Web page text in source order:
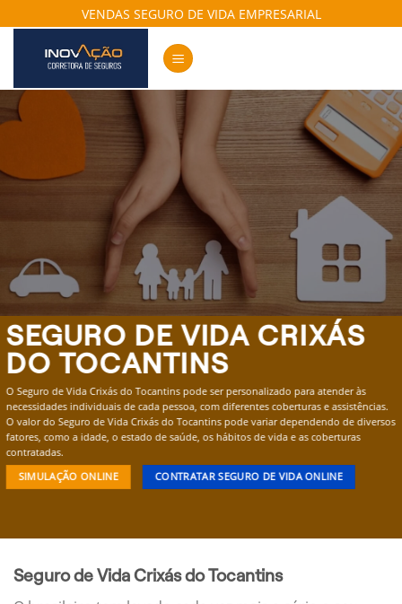
to
content
VENDAS SEGURO DE VIDA EMPRESARIAL
SEGURO DE VIDA CRIXÁS
DO TOCANTINS
O Seguro de Vida Crixás do Tocantins pode ser personalizado para atender às
necessidades individuais de cada pessoa, com diferentes coberturas e assistências.
O valor do Seguro de Vida Crixás do Tocantins pode variar dependendo de diversos
fatores, como a idade, o estado de saúde, os hábitos de vida e as coberturas
contratadas.
SIMULAÇÃO ONLINE CONTRATAR SEGURO DE VIDA ONLINE
Seguro de Vida Crixás do Tocantins